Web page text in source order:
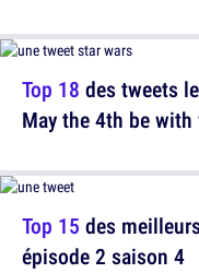
Top 15 des
épisode 2 saison 4
Top 18 des tweets
May the 4th be with